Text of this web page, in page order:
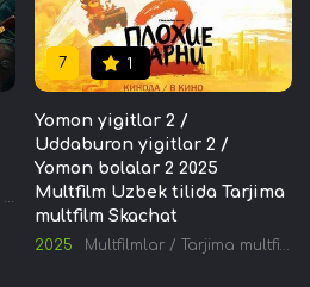
Tarjima kinolar
7 1
Yomon yigitlar 2 /
Uddaburon yigitlar 2 /
Yomon bolalar 2 2025
Multfilm Uzbek tilida Tarjima
multfilm Skachat
2025 Multfilmlar / Tarjima multfilmlar